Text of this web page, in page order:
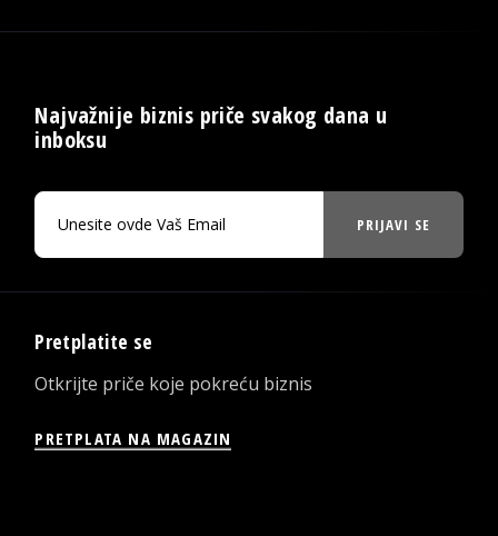
Najvažnije biznis priče svakog dana u
inboksu
PRIJAVI SE
Pretplatite se
Otkrijte priče koje pokreću biznis
PRETPLATA NA MAGAZIN